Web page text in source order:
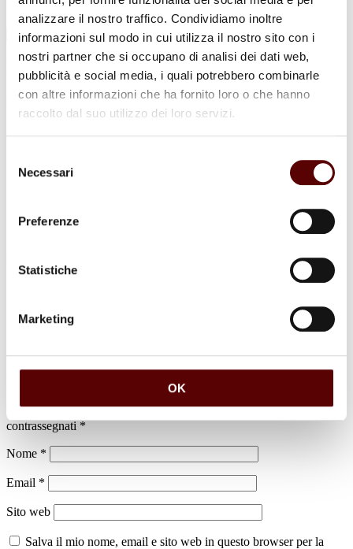
analizzare il nostro traffico. Condividiamo inoltre
informazioni sul modo in cui utilizza il nostro sito con i
nostri partner che si occupano di analisi dei dati web,
pubblicità e social media, i quali potrebbero combinarle
con altre informazioni che ha fornito loro o che hanno
raccolto dal suo utilizzo dei loro servizi.
delNecessari
Preferenze
Statistiche
Marketing
OK
Licia Trigari
in Fariselli
1 Gennaio 1928 - 22 Luglio 2022
Affido a San Giorgio di Piano
Il tuo indirizzo email non sarà pubblicato. I campi obbligatori sono
contrassegnati *
Nome *
Email *
Sito web
Salva il mio nome, email e sito web in questo browser per la